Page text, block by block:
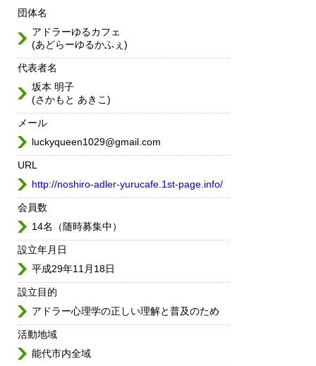
団体名
アドラーゆるカフェ
(あどらーゆるかふぇ)
代表者名
坂本 明子
(さかもと あきこ)
メール
luckyqueen1029@gmail.com
URL
http://noshiro-adler-yurucafe.1st-page.info/
会員数
14名（随時募集中）
設立年月日
平成29年11月18日
設立目的
アドラー心理学の正しい理解と普及のため
活動地域
能代市内全域